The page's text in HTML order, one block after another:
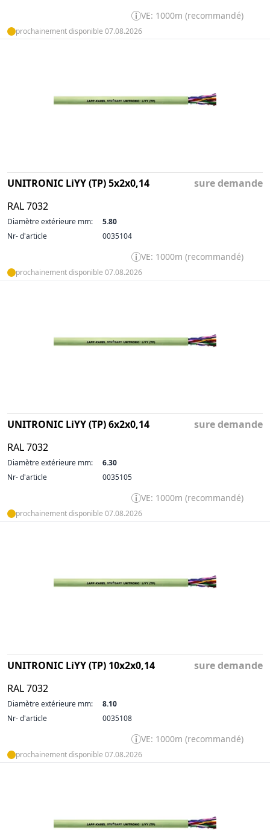
VE: 1000m (recommandé)
prochainement disponible 07.08.2026
UNITRONIC LiYY (TP) 5x2x0,14
RAL 7032
sure demande
Diamètre extérieure mm:
5.80
Nr- d'article
0035104
VE: 1000m (recommandé)
prochainement disponible 07.08.2026
UNITRONIC LiYY (TP) 6x2x0,14
RAL 7032
sure demande
Diamètre extérieure mm:
6.30
Nr- d'article
0035105
VE: 1000m (recommandé)
prochainement disponible 07.08.2026
UNITRONIC LiYY (TP) 10x2x0,14
RAL 7032
sure demande
Diamètre extérieure mm:
8.10
Nr- d'article
0035108
VE: 1000m (recommandé)
prochainement disponible 07.08.2026